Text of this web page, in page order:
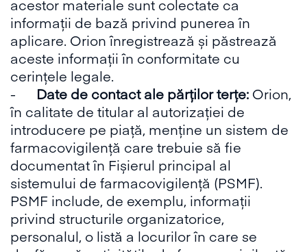
acestor materiale sunt colectate ca
informații de bază privind punerea în
aplicare. Orion înregistrează și păstrează
aceste informații în conformitate cu
cerințele legale.
- Date de contact ale părților terțe: Orion,
în calitate de titular al autorizației de
introducere pe piață, menține un sistem de
farmacovigilență care trebuie să fie
documentat în Fișierul principal al
sistemului de farmacovigilență (PSMF).
PSMF include, de exemplu, informații
privind structurile organizatorice,
personalul, o listă a locurilor în care se